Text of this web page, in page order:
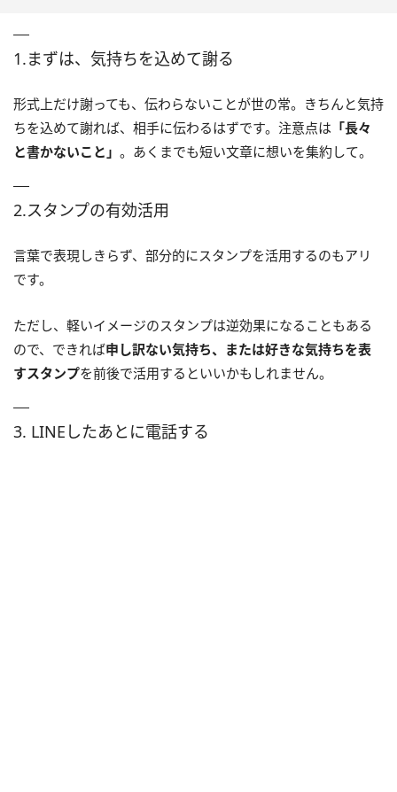
1.まずは、気持ちを込めて謝る
形式上だけ謝っても、伝わらないことが世の常。きちんと気持
ちを込めて謝れば、相手に伝わるはずです。注意点は 「長々
と書かないこと」 。あくまでも短い文章に想いを集約して。
2.スタンプの有効活用
言葉で表現しきらず、部分的にスタンプを活用するのもアリ
です。
ただし、軽いイメージのスタンプは逆効果になることもある
ので、できれば申し訳ない気持ち、または好きな気持ちを表
すスタンプを前後で活用するといいかもしれません。
3. LINEしたあとに電話する